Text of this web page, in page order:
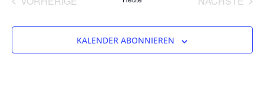
und
KALENDER ABONNIEREN